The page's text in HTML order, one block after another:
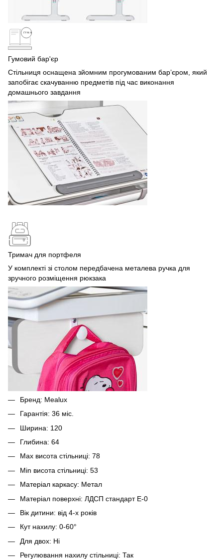
Гумовий бар'єр
Стільниця оснащена зйомним прогумованим бар’єром, який
запобігає скачуванню предметів під час виконання
домашнього завдання
Тримач для портфеля
У комплекті зі столом передбачена металева ручка для
зручного розміщення рюкзака
Бренд: Mealux
Гарантія: 36 міс.
Ширина: 120
Глибина: 64
Max висота стільниці: 78
Min висота стільниці: 53
Матеріал каркасу: Метал
Матеріал поверхні: ЛДСП стандарт Е-0
Вік дитини: від 4-х років
Кут нахилу: 0-60°
Для двох: Ні
Регулювання нахилу стільниці: Так